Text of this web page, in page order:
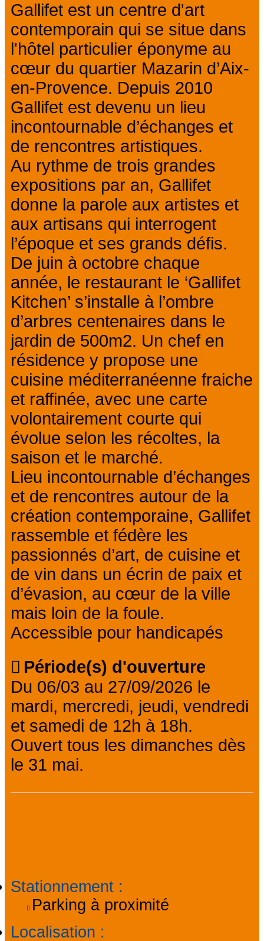
Gallifet est un centre d'art
contemporain qui se situe dans
l'hôtel particulier éponyme au
cœur du quartier Mazarin d’Aix-
en-Provence. Depuis 2010
Gallifet est devenu un lieu
incontournable d’échanges et
de rencontres artistiques.
Au rythme de trois grandes
expositions par an, Gallifet
donne la parole aux artistes et
aux artisans qui interrogent
l’époque et ses grands défis.
De juin à octobre chaque
année, le restaurant le ‘Gallifet
Kitchen’ s’installe à l’ombre
d’arbres centenaires dans le
jardin de 500m2. Un chef en
résidence y propose une
cuisine méditerranéenne fraiche
et raffinée, avec une carte
volontairement courte qui
évolue selon les récoltes, la
saison et le marché.
Lieu incontournable d’échanges
et de rencontres autour de la
création contemporaine, Gallifet
rassemble et fédère les
passionnés d’art, de cuisine et
de vin dans un écrin de paix et
d’évasion, au cœur de la ville
mais loin de la foule.
Accessible pour handicapés
Période(s) d'ouverture
Du 06/03 au 27/09/2026 le
mardi, mercredi, jeudi, vendredi
et samedi de 12h à 18h.
Ouvert tous les dimanches dès
le 31 mai.
Stationnement :
Parking à proximité
Localisation :